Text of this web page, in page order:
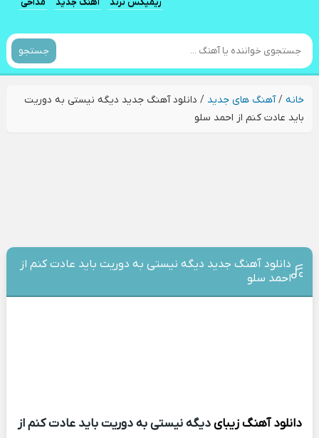
جستجو
خانه/آهنگ های جدید / دانلود آهنگ جدید دیگه نیستی به دوریت
باید عادت کنم از احمد سلو
دانلود آهنگ جدید دیگه نیستی به دوریت باید عادت کنم از
احمد سلو
دانلود آهنگ زیبای دیگه نیستی به دوریت باید عادت کنم از